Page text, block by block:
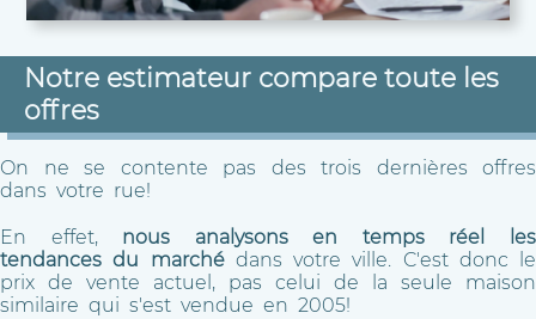
Notre estimateur compare toute les
offres
On ne se contente pas des trois dernières offres
dans votre rue!
En effet, nous analysons en temps réel les
tendances du marchédans votre ville. C'est donc le
prix de vente actuel, pas celui de la seule maison
similaire qui s'est vendue en 2005!